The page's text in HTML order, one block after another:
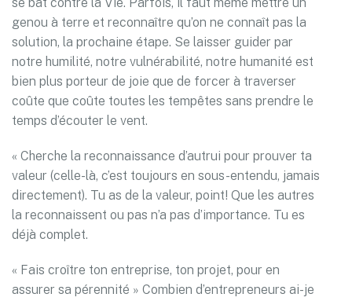
genou à terre et reconnaître qu’on ne connaît pas la
solution, la prochaine étape. Se laisser guider par
notre humilité, notre vulnérabilité, notre humanité est
bien plus porteur de joie que de forcer à traverser
coûte que coûte toutes les tempêtes sans prendre le
temps d’écouter le vent.
« Cherche la reconnaissance d’autrui pour prouver ta
valeur (celle-là, c’est toujours en sous-entendu, jamais
directement). Tu as de la valeur, point! Que les autres
la reconnaissent ou pas n’a pas d’importance. Tu es
déjà complet.
« Fais croître ton entreprise, ton projet, pour en
assurer sa pérennité » Combien d’entrepreneurs ai-je